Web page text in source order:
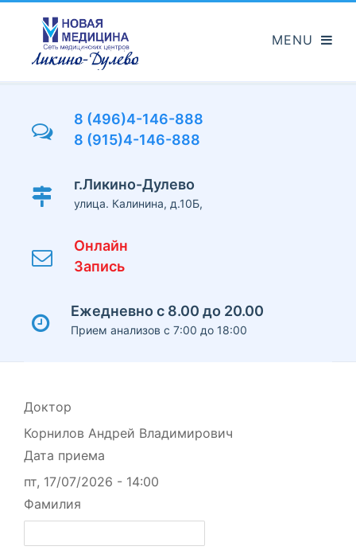
основному
содержанию
8 (496)4-146-888
8 (915)4-146-888
г.Ликино-Дулево
улица. Калинина, д.10Б,
Онлайн
Запись
Ежедневно с 8.00 до 20.00
Прием анализов с 7:00 до 18:00
Доктор
Корнилов Андрей Владимирович
Дата приема
пт, 17/07/2026 - 14:00
Фамилия